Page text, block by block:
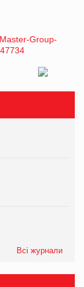
Всі журнали